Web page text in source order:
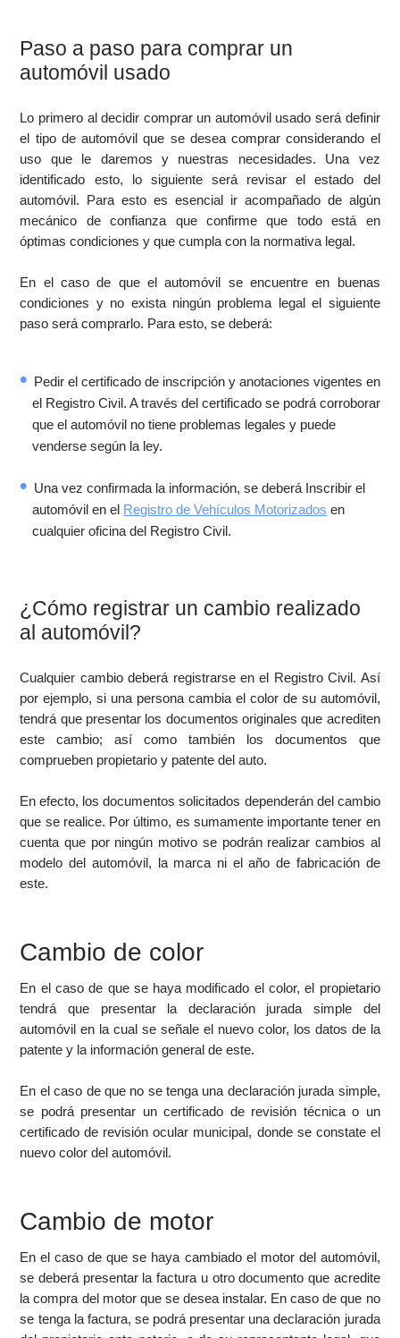
Paso a paso para comprar un
automóvil usado
Lo primero al decidir comprar un automóvil usado será definir
el tipo de automóvil que se desea comprar considerando el
uso que le daremos y nuestras necesidades. Una vez
identificado esto, lo siguiente será revisar el estado del
automóvil. Para esto es esencial ir acompañado de algún
mecánico de confianza que confirme que todo está en
óptimas condiciones y que cumpla con la normativa legal.
En el caso de que el automóvil se encuentre en buenas
condiciones y no exista ningún problema legal el siguiente
paso será comprarlo. Para esto, se deberá:
Pedir el certificado de inscripción y anotaciones vigentes en
el Registro Civil. A través del certificado se podrá corroborar
que el automóvil no tiene problemas legales y puede
venderse según la ley.
Una vez confirmada la información, se deberá Inscribir el
automóvil en el Registro de Vehículos Motorizados en
cualquier oficina del Registro Civil.
¿Cómo registrar un cambio realizado
al automóvil?
Cualquier cambio deberá registrarse en el Registro Civil. Así
por ejemplo, si una persona cambia el color de su automóvil,
tendrá que presentar los documentos originales que acrediten
este cambio; así como también los documentos que
comprueben propietario y patente del auto.
En efecto, los documentos solicitados dependerán del cambio
que se realice. Por último, es sumamente importante tener en
cuenta que por ningún motivo se podrán realizar cambios al
modelo del automóvil, la marca ni el año de fabricación de
este.
Cambio de color
En el caso de que se haya modificado el color, el propietario
tendrá que presentar la declaración jurada simple del
automóvil en la cual se señale el nuevo color, los datos de la
patente y la información general de este.
En el caso de que no se tenga una declaración jurada simple,
se podrá presentar un certificado de revisión técnica o un
certificado de revisión ocular municipal, donde se constate el
nuevo color del automóvil.
Cambio de motor
En el caso de que se haya cambiado el motor del automóvil,
se deberá presentar la factura u otro documento que acredite
la compra del motor que se desea instalar. En caso de que no
se tenga la factura, se podrá presentar una declaración jurada